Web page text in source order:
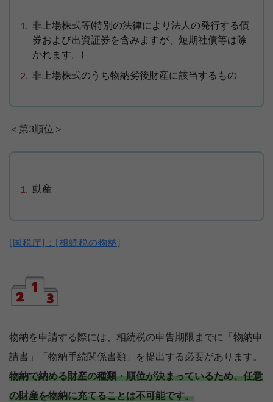
非上場株式等(特別の法律により法人の発行する債
券および出資証券を含みますが、短期社債等は除
かれます。)
非上場株式のうち物納劣後財産に該当するもの
＜第3順位＞
動産
[国税庁]：[相続税の物納]
物納を申請する際には、相続税の申告期限までに「物納申
請書」「物納手続関係書類」を提出する必要があります。
物納で納める財産の種類・順位が決まっているため、任意
の財産を物納に充てることは不可能です。